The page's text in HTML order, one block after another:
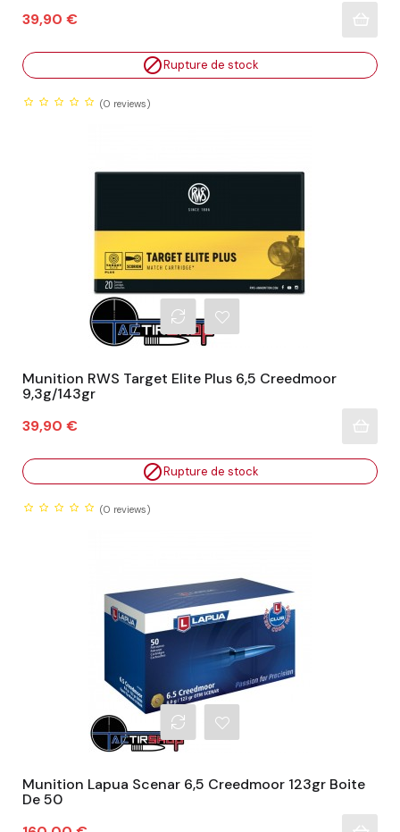
Prix
39,90 €
Rupture de stock
(0 reviews)
Munition RWS Target Elite Plus 6,5 Creedmoor
9,3g/143gr
Prix
39,90 €
Rupture de stock
(0 reviews)
Munition Lapua Scenar 6,5 Creedmoor 123gr Boite
De 50